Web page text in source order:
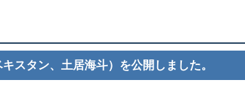
スタン、土居海斗）を公開しました。